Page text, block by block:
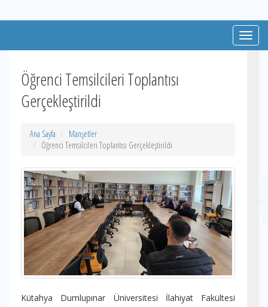
Öğrenci Temsilcileri Toplantısı
Gerçekleştirildi
Ana Sayfa
Manşetler
Öğrenci Temsilcileri Toplantısı Gerçekleştirildi
Kütahya Dumlupınar Üniversitesi İlahiyat Fakültesi